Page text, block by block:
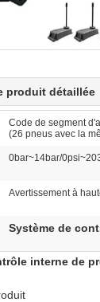
produit détaillée
Code de segment
(26 pneus avec la
0bar~14bar/
Avertissement à
Système de
interne de